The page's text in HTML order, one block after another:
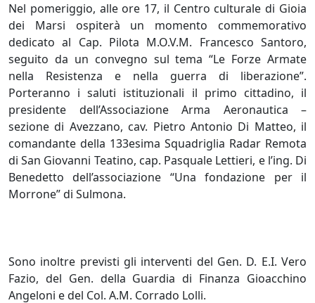
Nel pomeriggio, alle ore 17, il Centro culturale di Gioia
dei Marsi ospiterà un momento commemorativo
dedicato al Cap. Pilota M.O.V.M. Francesco Santoro,
seguito da un convegno sul tema “Le Forze Armate
nella Resistenza e nella guerra di liberazione”.
Porteranno i saluti istituzionali il primo cittadino, il
presidente dell’Associazione Arma Aeronautica –
sezione di Avezzano, cav. Pietro Antonio Di Matteo, il
comandante della 133esima Squadriglia Radar Remota
di San Giovanni Teatino, cap. Pasquale Lettieri, e l’ing. Di
Benedetto dell’associazione “Una fondazione per il
Morrone” di Sulmona.
Sono inoltre previsti gli interventi del Gen. D. E.I. Vero
Fazio, del Gen. della Guardia di Finanza Gioacchino
Angeloni e del Col. A.M. Corrado Lolli.